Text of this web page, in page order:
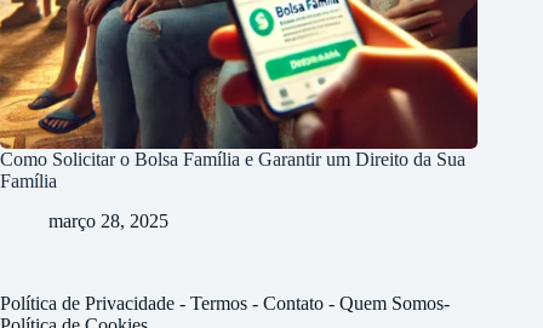
Como Solicitar o Bolsa Família e Garantir um Direito da Sua
Família
março 28, 2025
Política de Privacidade - Termos - Contato - Quem Somos-